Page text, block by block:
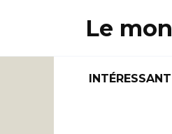
Le
INTÉRESSANT